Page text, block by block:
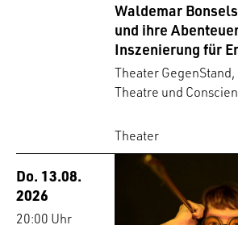
Waldemar
und ihre
Inszenierung für
Theater
Theatre und
Theater
Do. 13.08.
2026
20:00 Uhr